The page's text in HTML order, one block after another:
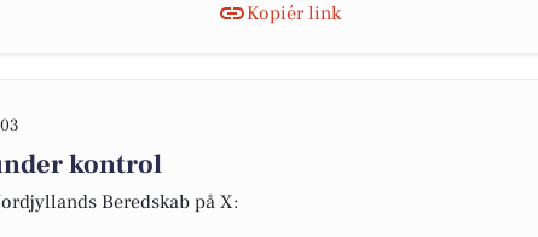
Kopiér link
kontrol
Beredskab på X: